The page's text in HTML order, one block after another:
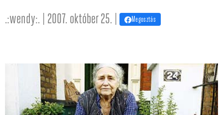
.:wendy:. | 2007. október 25. | Megosztás